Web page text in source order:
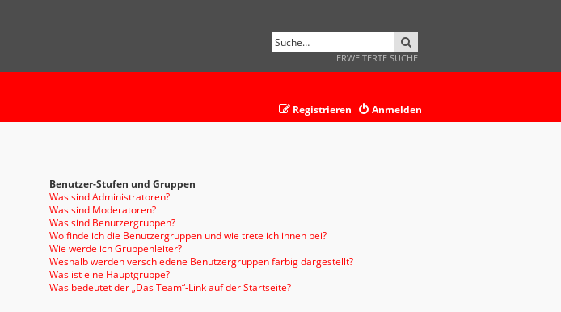
ERWEITERTE SUCHE
Anmelden
Registrieren
Benutzer-Stufen und Gruppen
Was sind Administratoren?
Was sind Moderatoren?
Was sind Benutzergruppen?
Wo finde ich die Benutzergruppen und wie trete ich ihnen bei?
Wie werde ich Gruppenleiter?
Weshalb werden verschiedene Benutzergruppen farbig dargestellt?
Was ist eine Hauptgruppe?
Was bedeutet der „Das Team“-Link auf der Startseite?